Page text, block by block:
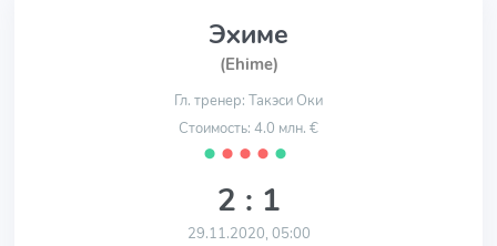
Эхиме
(Ehime)
Гл. тренер: Такэси Оки
Стоимость: 4.0 млн. €
⬤ ⬤ ⬤ ⬤ ⬤
2 : 1
29.11.2020, 05:00